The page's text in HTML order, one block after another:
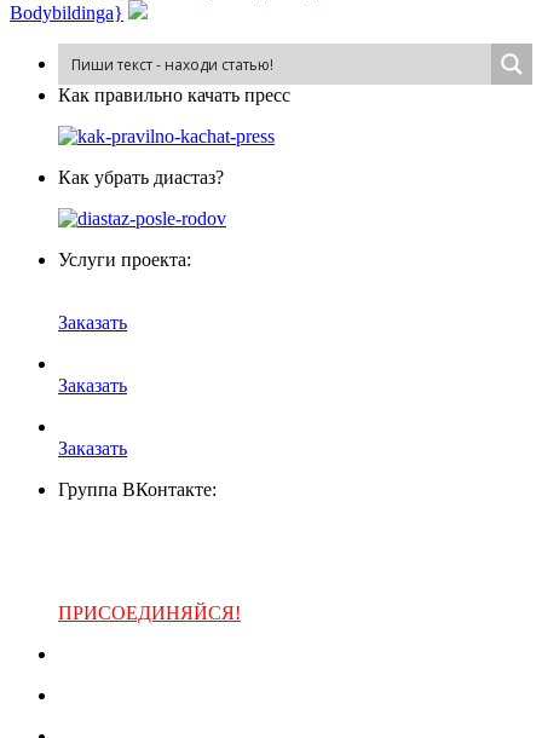
Bodybildinga}
Как пра­виль­но ка­чать пресс
Как убрать диастаз?
Услуги проекта:
Заказать
Заказать
Заказать
Группа ВКонтакте:
ПРИСОЕДИНЯЙСЯ!